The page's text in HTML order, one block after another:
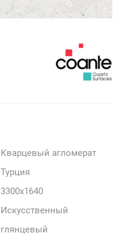
Кварцевый агломерат
Турция
3300x1640
Искусственный
глянцевый